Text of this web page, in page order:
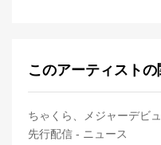
このアーティスト
ちゃくら、メジャーデビ
先行配信 - ニュース